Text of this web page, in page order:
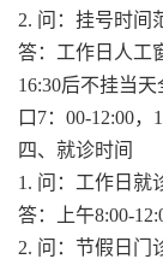
2. 问：挂号时间
答：工作日人工
16:30后不挂当
口7：00-12:00
四、就诊时间
1. 问：工作日就
答：上午8:00-
2. 问：节假日门